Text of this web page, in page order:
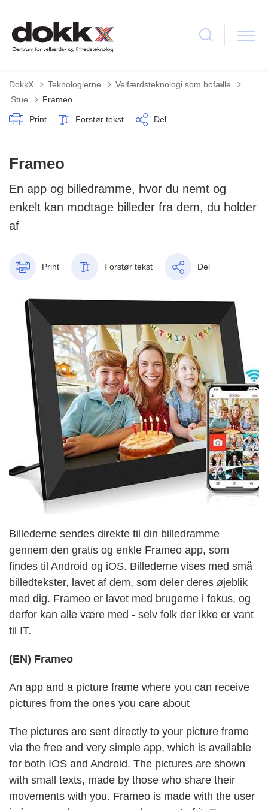
DokkX Teknologierne
Velfærdsteknologi som bofælle
Tilbage til
Stue Frameo
Print Forstør tekst Del
Frameo
En app og billedramme, hvor du nemt og
enkelt kan modtage billeder fra dem, du holder
af
Print Forstør tekst Del
Billederne sendes direkte til din billedramme
gennem den gratis og enkle Frameo app, som
findes til Android og iOS. Billederne vises med små
billedtekster, lavet af dem, som deler deres øjeblik
med dig. Frameo er lavet med brugerne i fokus, og
derfor kan alle være med - selv folk der ikke er vant
til IT.
(EN) Frameo
An app and a picture frame where you can receive
pictures from the ones you care about
The pictures are sent directly to your picture frame
via the free and very simple app, which is available
for both IOS and Android. The pictures are shown
with small texts, made by those who share their
movements with you. Frameo is made with the user